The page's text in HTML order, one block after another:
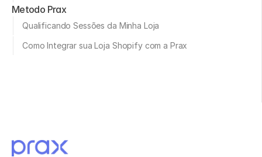
Metodo Prax
Qualificando Sessões da Minha Loja
Como Integrar sua Loja Shopify com a Prax